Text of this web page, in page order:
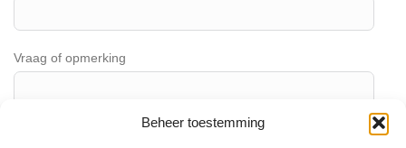
Beheer toestemming
Vraag of opmerking